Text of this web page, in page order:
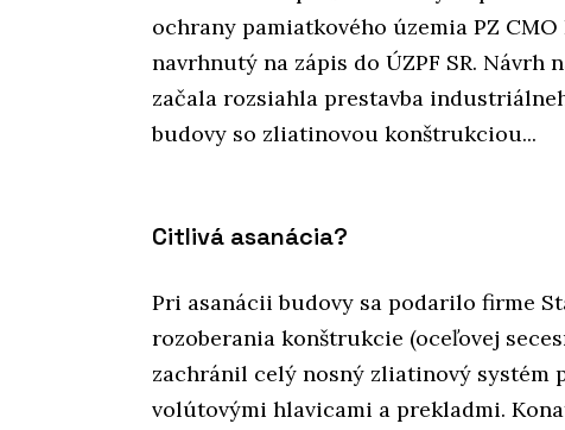
ochrany pamiatkového územia PZ
navrhnutý na zápis do ÚZPF SR. Návrh
začala rozsiahla prestavba
budovy so zliatinovou konštrukciou...
Citlivá asanácia?
Pri asanácii budovy sa podarilo firme
rozoberania konštrukcie (oceľovej
zachránil celý nosný zliatinový systém
volútovými hlavicami a prekladmi.